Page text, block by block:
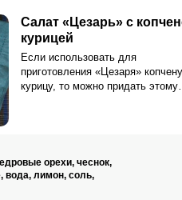
Салат «Цезарь» с
курицей
Если использовать для
приготовления «Цезаря»
курицу, то можно придать этому
орехи, чеснок,
вода, лимон, соль,